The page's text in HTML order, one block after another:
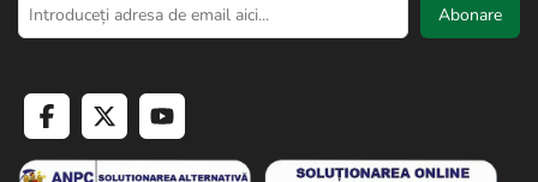
3. Montarea plasei: Întindeți plasa GeoAvis peste structura de
suport si fixați-o utilizând cleme, sârme de legătură sau alte
marginile sunt bine fixate pentru a preveni patrunderea pasarilor.
4. Întreținerea și verificarea:
plasa pentru a vă asigura că nu exista rupturi sau gauri. Reparați
Abonare